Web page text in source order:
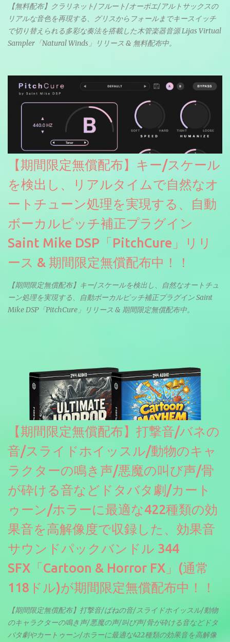
【無料配布】クラリネット/フルート/オーボエ/アルトサックスの
リアルな音色を再現する、グリスからフォールまでキースイッチ
で切り替えられる多彩な奏法を搭載した木管楽器音源 Lijas Virtual
Sampler「Natural Winds」リリース & 無料配布中。
【期間限定無償配布】キー/スケール
を検出し、リアルタイムで自然なオ
ートチューン処理を実現する、自動
ボーカルピッチ補正プラグイン
Saint Mike DSP「PitchCure」リリ
ース & 期間限定無償配布中！！
【期間限定無償配布】キー/スケールを検出し、自然なオートチュ
ーン処理を実現する、自動ボーカルピッチ補正プラグイン Saint
Mike DSP「PitchCure」リリース & 期間限定無償配布中。
【期間限定無償配布】打撃音/バネの
音/スライドホイッスル/動物のキャ
ラクターの鳴き声/悪魔の叫び声/骨
が砕ける音などドタバタ劇/カート
ゥーン/ホラーに最適な422種類の効
果音を高解像度で収録した、効果音
サウンドパックバンドル 344
SFX「Cartoon & Horror FX」(通常
118ドル)が期間限定無償配布中！！
【期間限定無償配布】打撃音/ばねの音/スライドホイッスル/動物
のキャラクターの鳴き声/悪魔の声/叫び声/骨が砕ける音などドタ
バタ劇やカートゥーン/ホラーに最適な422種類の効果音を高解像